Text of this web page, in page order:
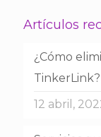
Artículos
¿Cómo
TinkerLink?
12 abril,